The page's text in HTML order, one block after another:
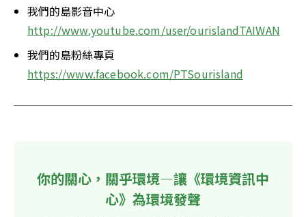
我們的島影音中心
http://www.youtube.com/user/ourislandTAIWAN
我們的島粉絲專頁
https://www.facebook.com/PTSourisland
你的關心，關乎環境—讓《環境資訊中
心》為環境發聲